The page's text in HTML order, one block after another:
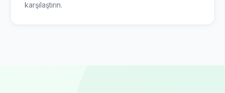
karşılaştırın.